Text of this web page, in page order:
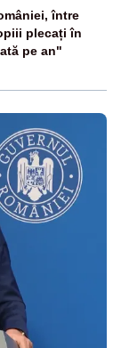
între
plecați în
pe an"